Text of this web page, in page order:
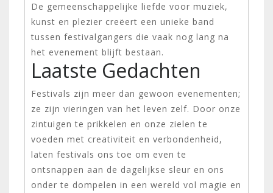
De gemeenschappelijke liefde voor muziek,
kunst en plezier creëert een unieke band
tussen festivalgangers die vaak nog lang na
het evenement blijft bestaan.
Laatste Gedachten
Festivals zijn meer dan gewoon evenementen;
ze zijn vieringen van het leven zelf. Door onze
zintuigen te prikkelen en onze zielen te
voeden met creativiteit en verbondenheid,
laten festivals ons toe om even te
ontsnappen aan de dagelijkse sleur en ons
onder te dompelen in een wereld vol magie en